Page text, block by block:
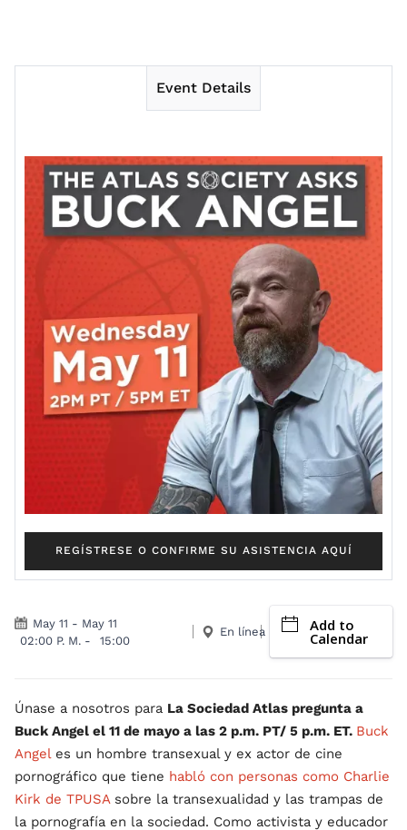
Event Details
REGÍSTRESE O CONFIRME SU ASISTENCIA AQUÍ
May 11 - May 11
02:00 P. M. - 15:00
En línea Add to
Calendar
Únase a nosotros para La Sociedad Atlas pregunta a
Buck Angel el 11 de mayo a las 2 p.m. PT/ 5 p.m. ET. Buck
Angeles un hombre transexual y ex actor de cine
pornográfico que tiene habló con personas como Charlie
Kirk de TPUSAsobre la transexualidad y las trampas de
la pornografía en la sociedad. Como activista y educador